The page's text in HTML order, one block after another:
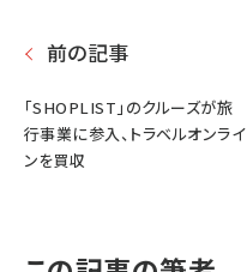
前の記事
「SHOPLIST」のクルーズが旅
行事業に参入、トラベルオンライ
ンを買収